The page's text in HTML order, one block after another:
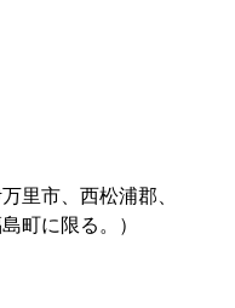
里市、西松浦郡、
町に限る。）